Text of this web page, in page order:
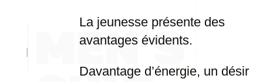
La jeunesse présente des
avantages évidents.
Davantage d’énergie, un désir